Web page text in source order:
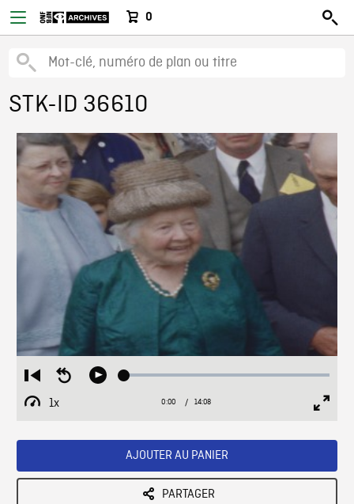
0
STK-ID 36610
Restart
from
beginning
Seek
Play Loaded:
1x
Playback
Current
0:00 / Duration
14:08
AJOUTER AU PANIER
PARTAGER